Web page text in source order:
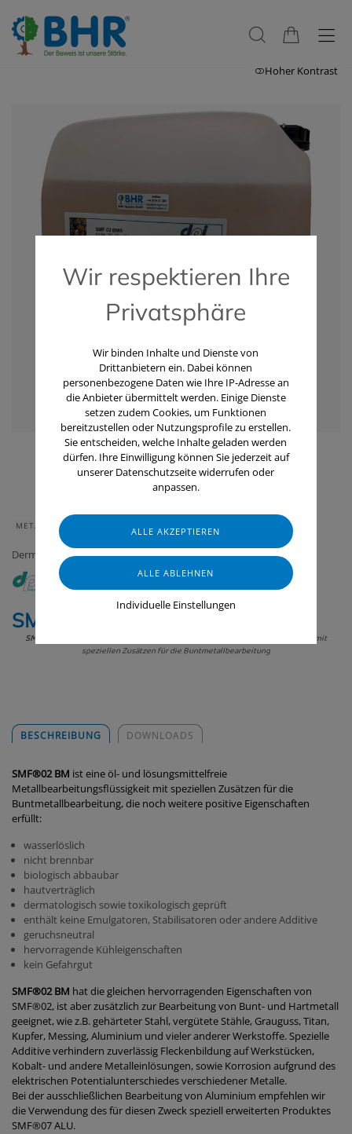
Hoher Kontrast
METALLVERARBEITUNG
Derma Protect Div. Metalworking Friedrichshafen
SMF® 02 BM
SMF®02 BM
ist eine öl- und lösungsmittelfreie Metallbearbeitungsflüssigkeit mit
speziellen Zusätzen für die Buntmetallbearbeitung
BESCHREIBUNG DOWNLOADS
SMF®02 BM ist eine öl- und lösungsmittelfreie
Metallbearbeitungsflüssigkeit mit speziellen Zusätzen für die
Buntmetallbearbeitung, die noch weitere positive Eigenschaften
erfüllt:
wasserlöslich
nicht brennbar
biologisch abbaubar
hautverträglich
dermatologisch sowie toxikologisch geprüft
enthält keine Emulgatoren, Stabilisatoren oder andere Additive
geruchsneutral
hervorragende Kühleigenschaften
kein Gefahrgut
SMF®02 BM hat die gleichen hervorragenden Eigenschaften von
SMF®02, ist aber zusätzlich zur Bearbeitung von Bunt- und Hartmetall
geeignet, wie z.B. gehärteter Stahl, vergütete Stähle, Grauguss, Titan,
Kupfer, Messing, Aluminium und vieler anderer Werkstoffe. Spezielle
Additive verhindern zuverlässig Fleckenbildung auf Werkstücken,
Kobalt- und andere Metalleinlösungen, sowie Korrosion aufgrund des
elektrischen Potentialunterschiedes verschiedener Metalle.
Bei der ausschließlichen Bearbeitung von Aluminium empfehlen wir
die Verwendung des für diesen Zweck speziell erweiterten Produktes
SMF®07 ALU.
Wir respektieren Ihre
Privatsphäre
Wir binden Inhalte und Dienste von
Drittanbietern ein. Dabei können
personenbezogene Daten wie Ihre IP-Adresse an
die Anbieter übermittelt werden. Einige Dienste
setzen zudem Cookies, um Funktionen
bereitzustellen oder Nutzungsprofile zu erstellen.
Sie entscheiden, welche Inhalte geladen werden
dürfen. Ihre Einwilligung können Sie jederzeit auf
unserer Datenschutzseite widerrufen oder
anpassen.
Individuelle Einstellungen